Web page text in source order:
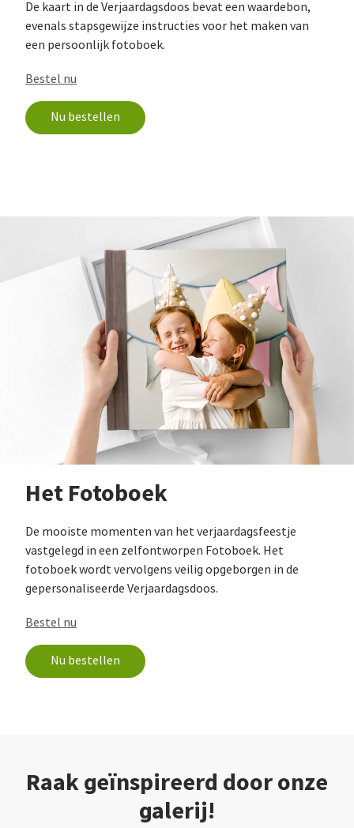
De kaart in de Verjaardagsdoos bevat een waardebon,
evenals stapsgewijze instructies voor het maken van
een persoonlijk fotoboek.
Bestel nu
Nu bestellen
Het Fotoboek
De mooiste momenten van het verjaardagsfeestje
vastgelegd in een zelfontworpen Fotoboek. Het
fotoboek wordt vervolgens veilig opgeborgen in de
gepersonaliseerde Verjaardagsdoos.
Bestel nu
Nu bestellen
Raak geïnspireerd door onze
galerij!